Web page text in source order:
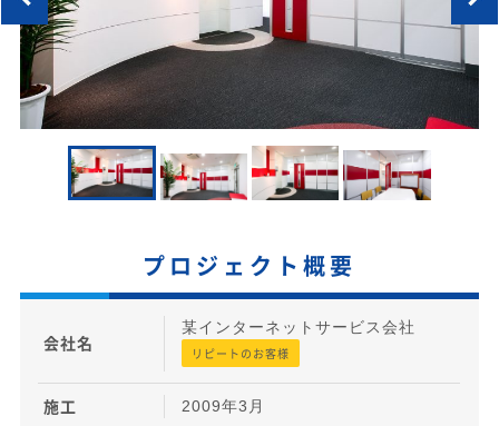
プロジェクト概要
会社名
某インターネットサービス会社
リピートのお客様
施工 2009年3月